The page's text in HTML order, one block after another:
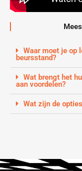
Waar moet je op
beursstand?
Wat brengt het
aan voordelen?
Wat zijn de